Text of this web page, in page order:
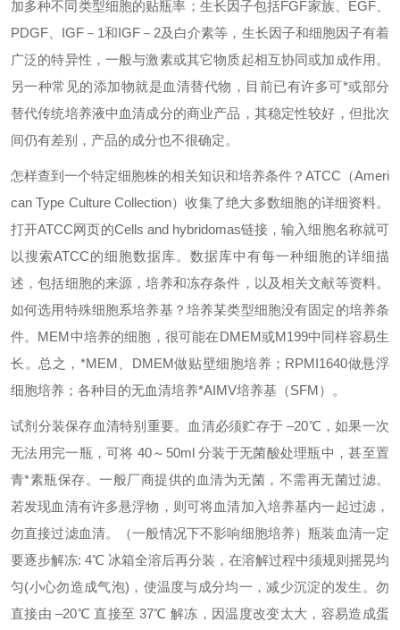
加多种不同类型细胞的贴瓶率；生长因子包括FGF家族、EGF、
PDGF、IGF－1和IGF－2及白介素等，生长因子和细胞因子有着
广泛的特异性，一般与激素或其它物质起相互协同或加成作用。
另一种常见的添加物就是血清替代物，目前已有许多可*或部分
替代传统培养液中血清成分的商业产品，其稳定性较好，但批次
间仍有差别，产品的成分也不很确定。
怎样查到一个特定细胞株的相关知识和培养条件？ ATCC（Ameri
can Type Culture Collection）收集了绝大多数细胞的详细资料。
打开ATCC网页的Cells and hybridomas链接，输入细胞名称就可
以搜索ATCC的细胞数据库。数据库中有每一种细胞的详细描
述，包括细胞的来源，培养和冻存条件，以及相关文献等资料。
如何选用特殊细胞系培养基？ 培养某类型细胞没有固定的培养条
件。MEM中培养的细胞，很可能在DMEM或M199中同样容易生
长。总之，*MEM、DMEM做贴壁细胞培养；RPMI1640做悬浮
细胞培养；各种目的无血清培养*AIMV培养基（SFM）。
试剂分装保存血清特别重要。血清必须贮存于 –20℃，如果一次
无法用完一瓶，可将 40～50ml 分装于无菌酸处理瓶中，甚至置
青*素瓶保存。一般厂商提供的血清为无菌，不需再无菌过滤。
若发现血清有许多悬浮物，则可将血清加入培养基内一起过滤，
勿直接过滤血清。（一般情况下不影响细胞培养）瓶装血清一定
要逐步解冻: 4℃ 冰箱全溶后再分装，在溶解过程中须规则摇晃均
匀(小心勿造成气泡)，使温度与成分均一，减少沉淀的发生。勿
直接由 –20℃ 直接至 37℃ 解冻，因温度改变太大，容易造成蛋